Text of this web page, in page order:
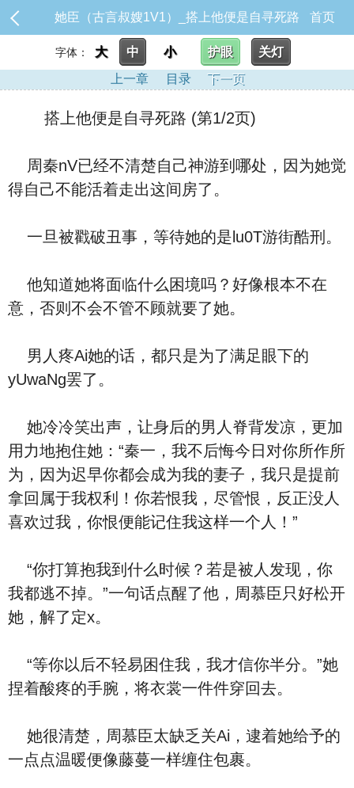
她臣（古言叔嫂1V1）_搭上他便是自寻死路 首页
字体： 大 中 小 护眼
关灯
上一章
目录 下一页
搭上他便是自寻死路 (第1/2页)
周秦nV已经不清楚自己神游到哪处，因为她觉
得自己不能活着走出这间房了。
一旦被戳破丑事，等待她的是lu0T游街酷刑。
他知道她将面临什么困境吗？好像根本不在
意，否则不会不管不顾就要了她。
男人疼Ai她的话，都只是为了满足眼下的
yUwaNg罢了。
她冷冷笑出声，让身后的男人脊背发凉，更加
用力地抱住她：“秦一，我不后悔今日对你所作所
为，因为迟早你都会成为我的妻子，我只是提前
拿回属于我权利！你若恨我，尽管恨，反正没人
喜欢过我，你恨便能记住我这样一个人！”
“你打算抱我到什么时候？若是被人发现，你
我都逃不掉。”一句话点醒了他，周慕臣只好松开
她，解了定x。
“等你以后不轻易困住我，我才信你半分。”她
捏着酸疼的手腕，将衣裳一件件穿回去。
她很清楚，周慕臣太缺乏关Ai，逮着她给予的
一点点温暖便像藤蔓一样缠住包裹。